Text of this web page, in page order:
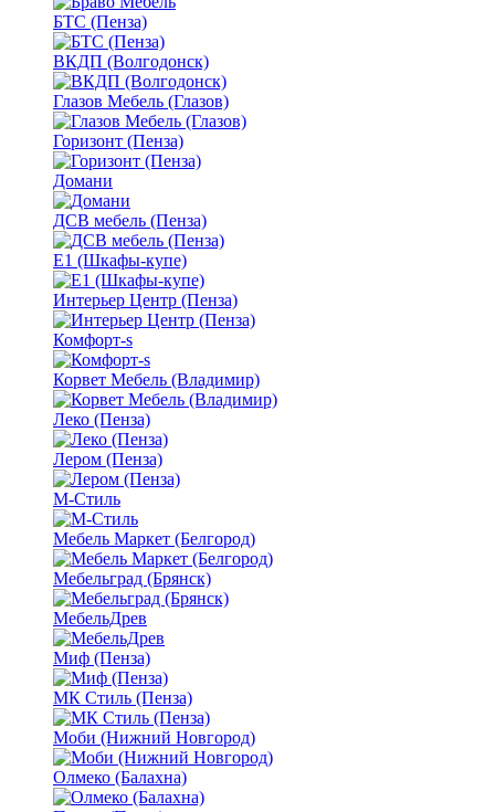
БТС (Пенза)
ВКДП (Волгодонск)
Глазов Мебель (Глазов)
Горизонт (Пенза)
Домани
ДСВ мебель (Пенза)
Е1 (Шкафы-купе)
Интерьер Центр (Пенза)
Комфорт-s
Корвет Мебель (Владимир)
Леко (Пенза)
Лером (Пенза)
М-Стиль
Мебель Маркет (Белгород)
Мебельград (Брянск)
МебельДрев
Миф (Пенза)
МК Стиль (Пенза)
Моби (Нижний Новгород)
Олмеко (Балахна)